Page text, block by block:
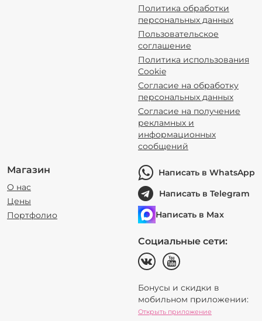
Политика обработки
персональных данных
Пользовательское
соглашение
Политика использования
Cookie
Согласие на обработку
персональных данных
Согласие на получение
рекламных и
информационных
сообщений
Магазин
О нас
Цены
Портфолио
Написать в WhatsApp
Написать в Telegram
Написать в Max
Социальные сети:
Бонусы и скидки в
мобильном приложении:
Открыть приложение